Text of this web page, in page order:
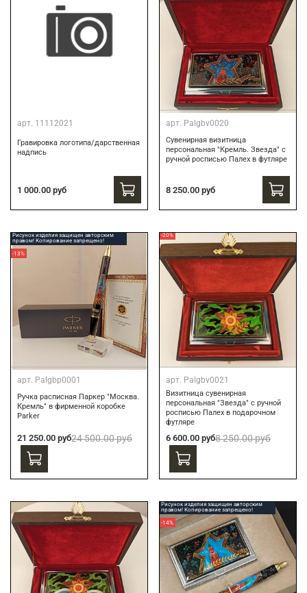
арт. 11112021
Гравировка логотипа/дарственная
надпись
1 000.00 руб
арт. Palgbv0020
Сувенирная визитница
персональная "Кремль. Звезда" с
ручной росписью Палех в футляре
8 250.00 руб
Рисунок изделия защищен авторским
правом! Копирование запрещено!
-13%
арт. Palgbp0001
Ручка расписная Паркер "Москва.
Кремль" в фирменной коробке
Parker
21 250.00 руб24 500.00 руб
-20%
арт. Palgbv0021
Визитница сувенирная
персональная "Звезда" с ручной
росписью Палех в подарочном
футляре
6 600.00 руб8 250.00 руб
Рисунок изделия защищен авторским
правом! Копирование запрещено!
-14%